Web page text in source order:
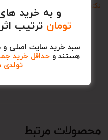
نکته :
محصولات مرتبط
و به خرید
تومان ترتیب
سبد خرید سایت اصلی و
هستند وحداقل خرید
تولدی